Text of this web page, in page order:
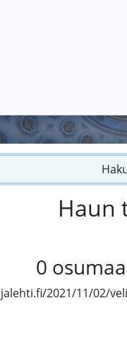
Haun
0
2021/11/02/